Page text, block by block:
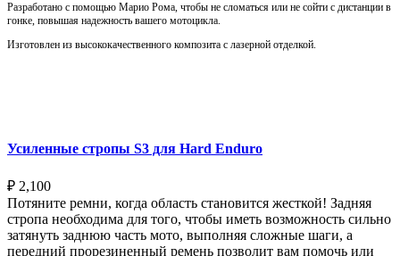
Разработано с помощью Марио Рома, чтобы не сломаться или не сойти с дистанции в
гонке, повышая надежность вашего мотоцикла.
Изготовлен из высококачественного композита с лазерной отделкой.
Усиленные стропы S3 для Hard Enduro
₽ 2,100
Потяните ремни, когда область становится жесткой! Задняя
стропа необходима для того, чтобы иметь возможность сильно
затянуть заднюю часть мото, выполняя сложные шаги, а
передний прорезиненный ремень позволит вам помочь или